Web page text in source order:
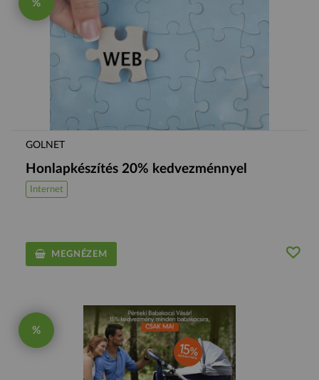
%
GOLNET
Honlapkészítés 20% kedvezménnyel
Internet
MEGNÉZEM
%